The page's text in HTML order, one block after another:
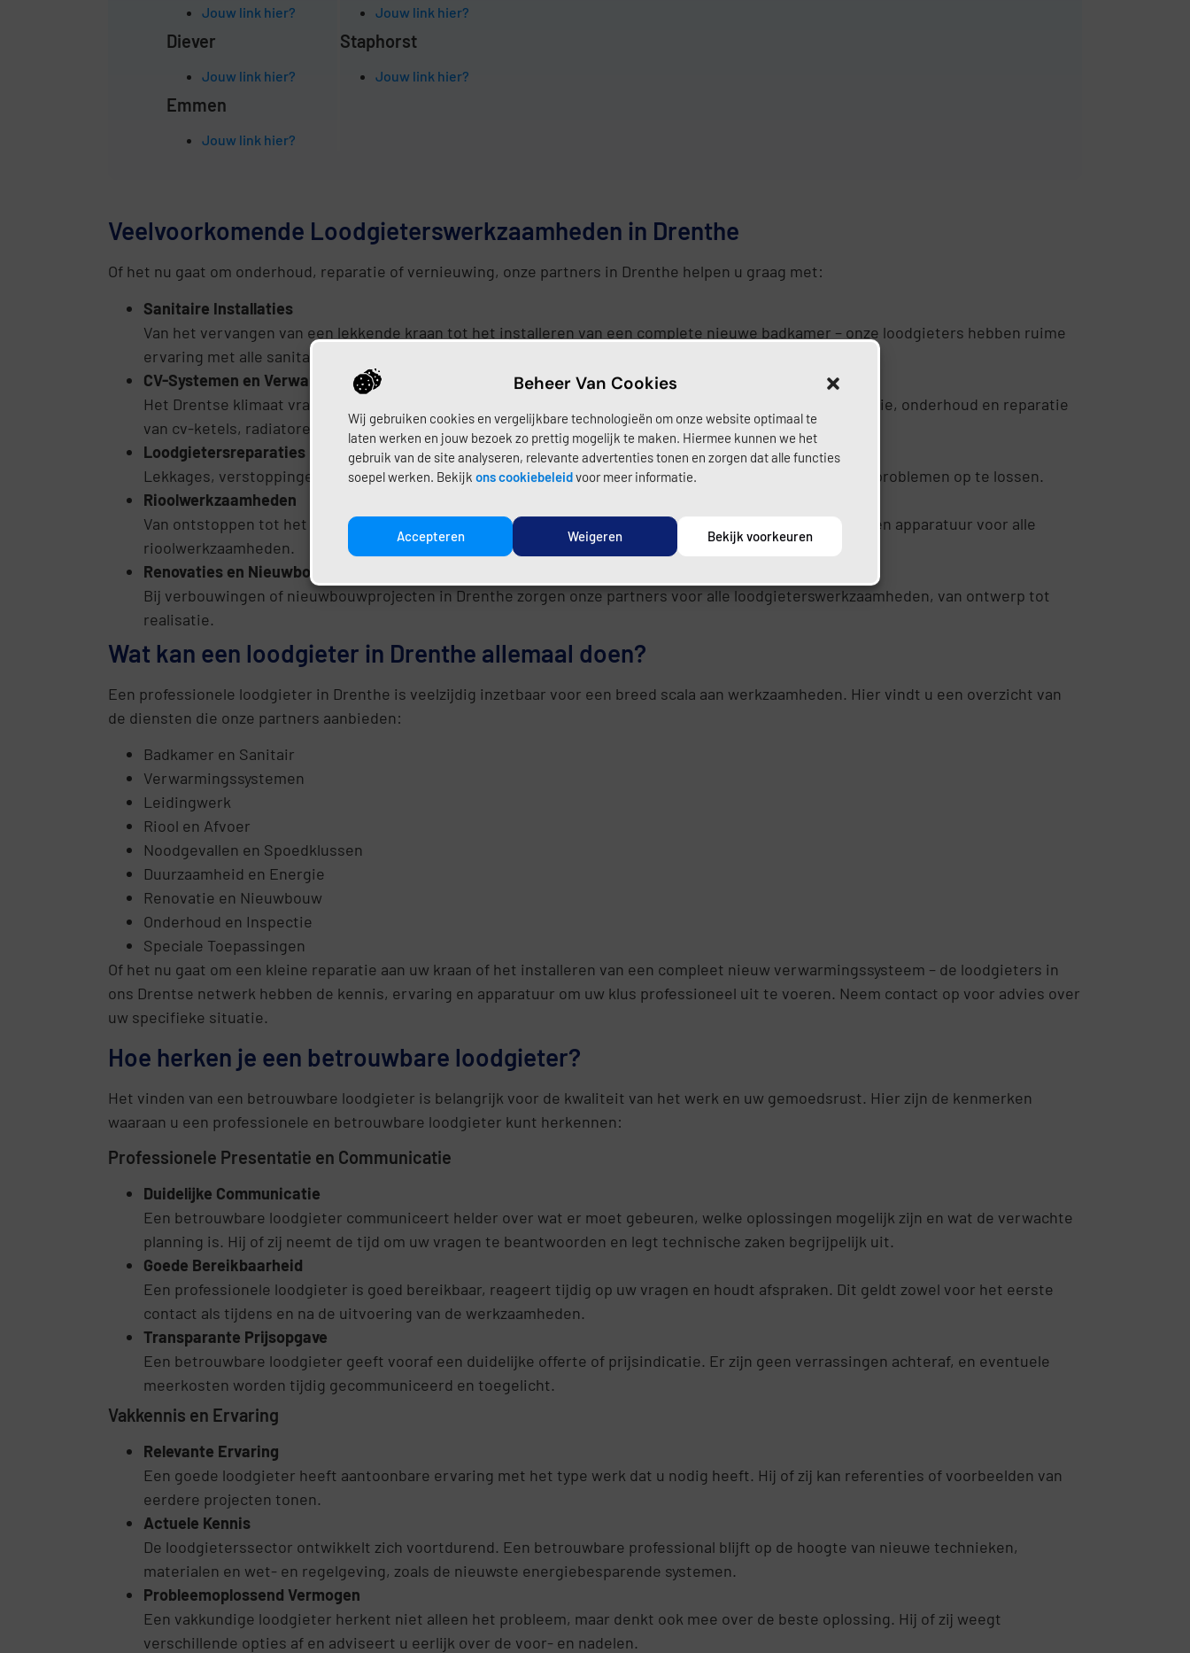
Beheer Van Cookies
Wij gebruiken cookies en vergelijkbare technologieën om onze website optimaal te
laten werken en jouw bezoek zo prettig mogelijk te maken. Hiermee kunnen we het
gebruik van de site analyseren, relevante advertenties tonen en zorgen dat alle functies
soepel werken. Bekijk ons cookiebeleidvoor meer informatie.
Accepteren Weigeren Bekijk voorkeuren
Jouw link hier?
Diever
Jouw link hier?
Emmen
Jouw link hier?
Jouw link hier?
Staphorst
Jouw link hier?
Veelvoorkomende Loodgieterswerkzaamheden in Drenthe
Of het nu gaat om onderhoud, reparatie of vernieuwing, onze partners in Drenthe helpen u graag met:
Sanitaire Installaties
Van het vervangen van een lekkende kraan tot het installeren van een complete nieuwe badkamer – onze loodgieters hebben ruime
ervaring met alle sanitaire werkzaamheden.
CV-Systemen en Verwarming
Het Drentse klimaat vraagt om een betrouwbaar verwarmingssysteem. Onze partners verzorgen installatie, onderhoud en reparatie
van cv-ketels, radiatoren en vloerverwarming.
Loodgietersreparaties
Lekkages, verstoppingen of defecte leidingen? Onze lokale loodgieters staan snel voor u klaar om acute problemen op te lossen.
Rioolwerkzaamheden
Van ontstoppen tot het aanleggen van nieuwe rioolverbindingen – onze professionals hebben de kennis en apparatuur voor alle
rioolwerkzaamheden.
Renovaties en Nieuwbouw
Bij verbouwingen of nieuwbouwprojecten in Drenthe zorgen onze partners voor alle loodgieterswerkzaamheden, van ontwerp tot
realisatie.
Wat kan een loodgieter in Drenthe allemaal doen?
Een professionele loodgieter in Drenthe is veelzijdig inzetbaar voor een breed scala aan werkzaamheden. Hier vindt u een overzicht van
de diensten die onze partners aanbieden:
Badkamer en Sanitair
Verwarmingssystemen
Leidingwerk
Riool en Afvoer
Noodgevallen en Spoedklussen
Duurzaamheid en Energie
Renovatie en Nieuwbouw
Onderhoud en Inspectie
Speciale Toepassingen
Of het nu gaat om een kleine reparatie aan uw kraan of het installeren van een compleet nieuw verwarmingssysteem – de loodgieters in
ons Drentse netwerk hebben de kennis, ervaring en apparatuur om uw klus professioneel uit te voeren. Neem contact op voor advies over
uw specifieke situatie.
Hoe herken je een betrouwbare loodgieter?
Het vinden van een betrouwbare loodgieter is belangrijk voor de kwaliteit van het werk en uw gemoedsrust. Hier zijn de kenmerken
waaraan u een professionele en betrouwbare loodgieter kunt herkennen:
Professionele Presentatie en Communicatie
Duidelijke Communicatie
Een betrouwbare loodgieter communiceert helder over wat er moet gebeuren, welke oplossingen mogelijk zijn en wat de verwachte
planning is. Hij of zij neemt de tijd om uw vragen te beantwoorden en legt technische zaken begrijpelijk uit.
Goede Bereikbaarheid
Een professionele loodgieter is goed bereikbaar, reageert tijdig op uw vragen en houdt afspraken. Dit geldt zowel voor het eerste
contact als tijdens en na de uitvoering van de werkzaamheden.
Transparante Prijsopgave
Een betrouwbare loodgieter geeft vooraf een duidelijke offerte of prijsindicatie. Er zijn geen verrassingen achteraf, en eventuele
meerkosten worden tijdig gecommuniceerd en toegelicht.
Vakkennis en Ervaring
Relevante Ervaring
Een goede loodgieter heeft aantoonbare ervaring met het type werk dat u nodig heeft. Hij of zij kan referenties of voorbeelden van
eerdere projecten tonen.
Actuele Kennis
De loodgieterssector ontwikkelt zich voortdurend. Een betrouwbare professional blijft op de hoogte van nieuwe technieken,
materialen en wet- en regelgeving, zoals de nieuwste energiebesparende systemen.
Probleemoplossend Vermogen
Een vakkundige loodgieter herkent niet alleen het probleem, maar denkt ook mee over de beste oplossing. Hij of zij weegt
verschillende opties af en adviseert u eerlijk over de voor- en nadelen.